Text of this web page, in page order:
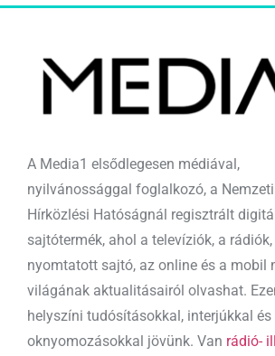
A Media1 elsődlegesen médiával,
nyilvánossággal foglalkozó, a
Hírközlési Hatóságnál regisztrált
sajtótermék, ahol a televíziók, a rádiók,
nyomtatott sajtó, az online és a mobil
világának aktualitásairól olvashat.
helyszíni tudósításokkal, interjúkkal
oknyomozásokkal jövünk. Van rádió-